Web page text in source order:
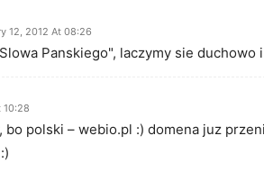
12, 2012 At 08:26
Panskiego", laczymy sie
10:28
bo polski – webio.pl :) domena juz